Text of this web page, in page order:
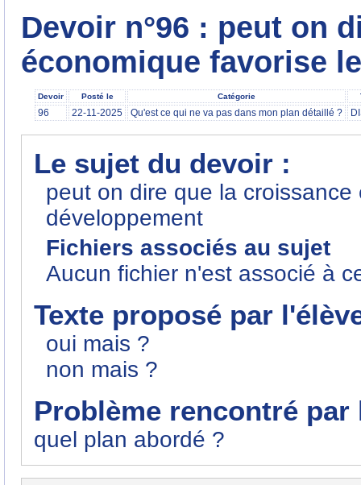
Devoir n°96 : peut on
économique favorise
Devoir Posté le Catégorie
96 22-11-2025 Qu'est ce qui ne va pas dans mon plan détaillé ?
Le sujet du devoir :
peut on dire que la
développement
Fichiers associés au sujet
Aucun fichier n'est associé à
Texte proposé par
oui mais ?
non mais ?
Problème rencontré par
quel plan abordé ?